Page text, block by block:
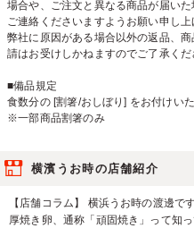
場合や、ご注文と異なる商品が届い
ご連絡くださいますようお願い申し上
弊社に原因がある場合以外の返品、
請はお受けしかねますのでご了承くだ
■備品規定
食数分の [割箸/おしぼり] をお付けいた
※一部商品割箸のみ
横濱うお時の店舗紹介
【店舗コラム】 横浜うお時の渡邊で
厚焼き卵、通称「頑固焼き」って知